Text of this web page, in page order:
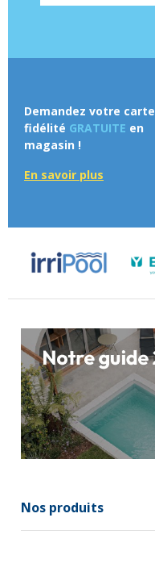
Demandez votre carte
fidélité GRATUITE en
magasin !
En savoir plus
Nos produits